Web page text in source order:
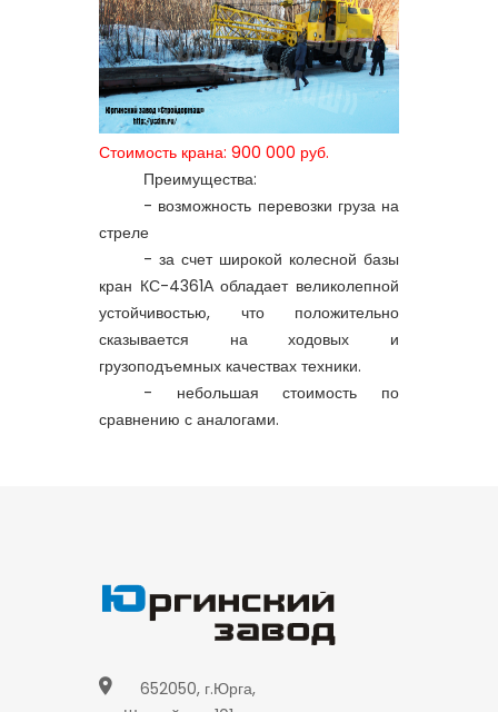
Стоимость крана: 900 000 руб.
Преимущества:
- возможность перевозки груза на
стреле
- за счет широкой колесной базы
кран КС-4361Аобладает великолепной
устойчивостью, что положительно
сказывается на ходовых и
грузоподъемных качествах техники.
- небольшая стоимость по
сравнению с аналогами.
652050, г.Юрга,